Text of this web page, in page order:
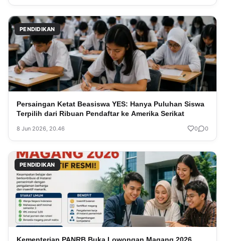
PENDIDIKAN
Persaingan Ketat Beasiswa YES: Hanya Puluhan Siswa
Terpilih dari Ribuan Pendaftar ke Amerika Serikat
8 Jun 2026, 20.46 0 0
PENDIDIKAN